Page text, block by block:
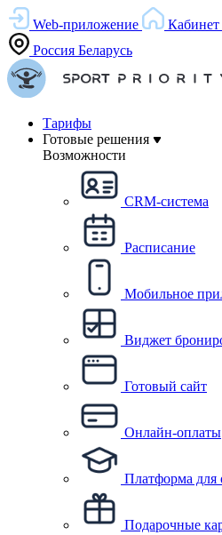
Web-приложение
Кабинет
Россия Беларусь
Тарифы
Готовые решения
Возможности
CRM-система
Расписание
Мобильное
Виджет
Готовый сайт
Онлайн-оплаты
Платформа для
Подарочные